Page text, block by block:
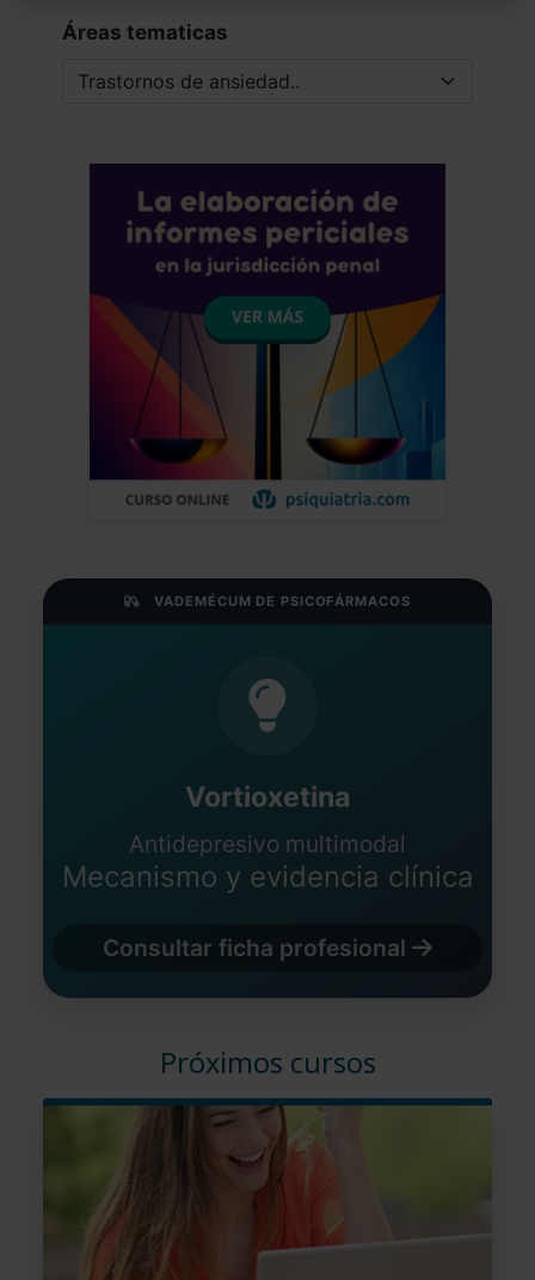
Áreas tematicas
VADEMÉCUM DE PSICOFÁRMACOS
Vortioxetina
Antidepresivo multimodal
Mecanismo y evidencia clínica
Consultar ficha profesional
Próximos cursos